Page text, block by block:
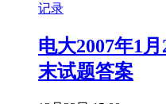
电大2007年1
末试题答案